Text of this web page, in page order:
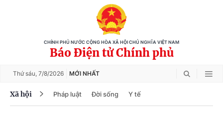
CHÍNH PHỦ NƯỚC CỘNG HÒA XÃ HỘI CHỦ NGHĨA VIỆT NAM
Báo Điện tử Chính phủ
Thứ sáu, 7/8/2026 MỚI NHẤT
Xã hội Pháp luật Đời sống Y tế